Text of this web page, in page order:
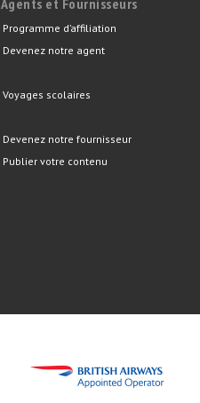
Programme d’affiliation
Devenez notre agent
Voyages scolaires
Devenez notre fournisseur
Publier votre contenu